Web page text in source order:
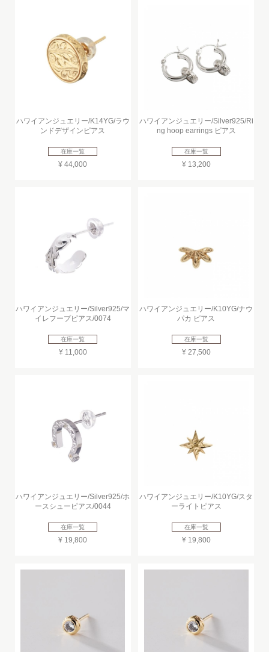
ハワイアンジュエリー/K14YG/ラウ
ンドデザインピアス
在庫一覧
¥ 44,000
ハワイアンジュエリー/Silver925/Ri
ng hoop earrings ピアス
在庫一覧
¥ 13,200
ハワイアンジュエリー/Silver925/マ
イレフープピアス/0074
在庫一覧
¥ 11,000
ハワイアンジュエリー/K10YG/ナウ
パカ ピアス
在庫一覧
¥ 27,500
ハワイアンジュエリー/Silver925/ホ
ースシューピアス/0044
在庫一覧
¥ 19,800
ハワイアンジュエリー/K10YG/スタ
ーライトピアス
在庫一覧
¥ 19,800